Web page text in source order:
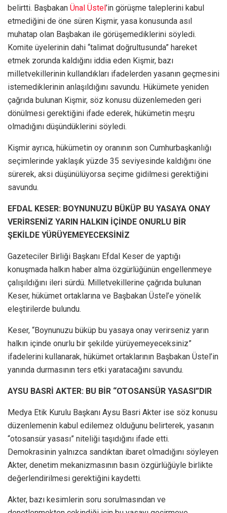
belirtti. Başbakan Ünal Üstel’in görüşme taleplerini kabul
etmediğini de öne süren Kişmir, yasa konusunda asıl
muhatap olan Başbakan ile görüşemediklerini söyledi.
Komite üyelerinin dahi “talimat doğrultusunda” hareket
etmek zorunda kaldığını iddia eden Kişmir, bazı
milletvekillerinin kullandıkları ifadelerden yasanın geçmesini
istemediklerinin anlaşıldığını savundu. Hükümete yeniden
çağrıda bulunan Kişmir, söz konusu düzenlemeden geri
dönülmesi gerektiğini ifade ederek, hükümetin meşru
olmadığını düşündüklerini söyledi.
Kişmir ayrıca, hükümetin oy oranının son Cumhurbaşkanlığı
seçimlerinde yaklaşık yüzde 35 seviyesinde kaldığını öne
sürerek, aksi düşünülüyorsa seçime gidilmesi gerektiğini
savundu.
EFDAL KESER: BOYNUNUZU BÜKÜP BU YASAYA ONAY
VERİRSENİZ YARIN HALKIN İÇİNDE ONURLU BİR
ŞEKİLDE YÜRÜYEMEYECEKSİNİZ
Gazeteciler Birliği Başkanı Efdal Keser de yaptığı
konuşmada halkın haber alma özgürlüğünün engellenmeye
çalışıldığını ileri sürdü. Milletvekillerine çağrıda bulunan
Keser, hükümet ortaklarına ve Başbakan Üstel’e yönelik
eleştirilerde bulundu.
Keser, “Boynunuzu büküp bu yasaya onay verirseniz yarın
halkın içinde onurlu bir şekilde yürüyemeyeceksiniz”
ifadelerini kullanarak, hükümet ortaklarının Başbakan Üstel’in
yanında durmasının ters etki yaratacağını savundu.
AYSU BASRİ AKTER: BU BİR “OTOSANSÜR YASASI”DIR
Medya Etik Kurulu Başkanı Aysu Basri Akter ise söz konusu
düzenlemenin kabul edilemez olduğunu belirterek, yasanın
“otosansür yasası” niteliği taşıdığını ifade etti.
Demokrasinin yalnızca sandıktan ibaret olmadığını söyleyen
Akter, denetim mekanizmasının basın özgürlüğüyle birlikte
değerlendirilmesi gerektiğini kaydetti.
Akter, bazı kesimlerin soru sorulmasından ve